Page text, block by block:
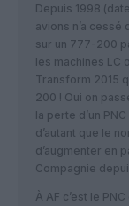
Depuis 1998
avions n’a cessé
sur un 777-200
les machines LC
Transform 2015
200 ! Oui on
la perte d’un
d’autant que le
d’augmenter en
Compagnie
À AF c’est le